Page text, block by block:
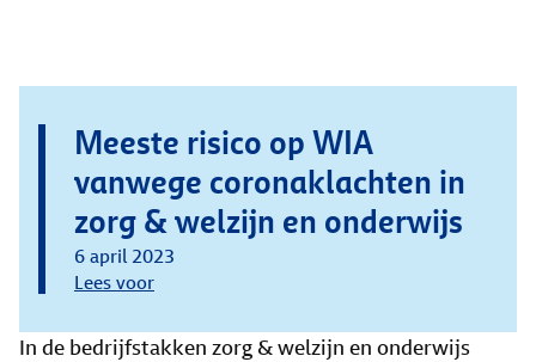
Meeste risico op WIA
vanwege coronaklachten in
zorg & welzijn en onderwijs
6 april 2023
Lees voor
In de bedrijfstakken zorg & welzijn en onderwijs